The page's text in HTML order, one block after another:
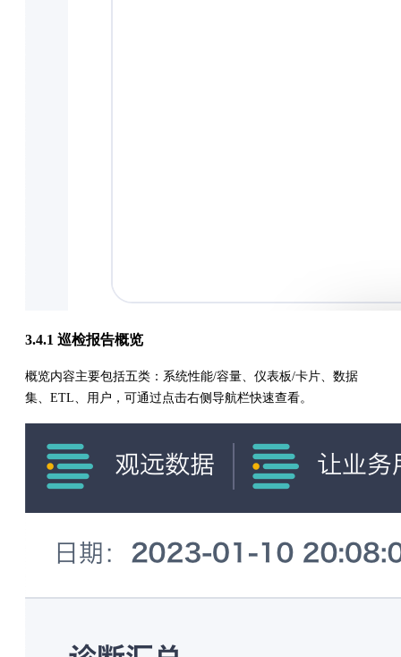
3.4.1 巡检报告概览
概览内容主要包括五类：系统性能/容量、仪表板/卡片、数据
集、ETL、用户，可通过点击右侧导航栏快速查看。